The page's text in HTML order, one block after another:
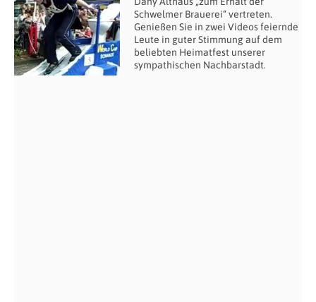
Schwelmer Brauerei“ vertreten.
Genießen Sie in zwei Videos feiernde
Leute in guter Stimmung auf dem
beliebten Heimatfest unserer
sympathischen Nachbarstadt.